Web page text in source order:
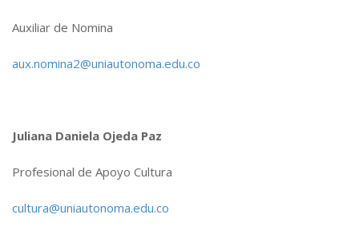
Auxiliar de Nomina
aux.nomina2@uniautonoma.edu.co
Juliana Daniela Ojeda Paz
Profesional de Apoyo Cultura
cultura@uniautonoma.edu.co